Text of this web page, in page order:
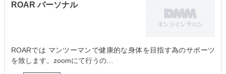
ROAR パーソナル
ROARでは マンツーマンで健康的な身体を目指す為のサポーツ
を致します。zoomにて行うの…